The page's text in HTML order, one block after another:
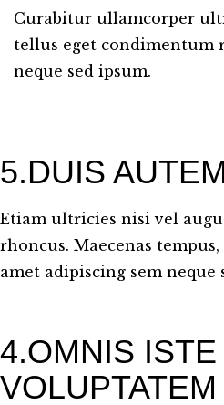
Curabitur ullamcorper
tellus eget condimentum
neque sed ipsum.
5.DUIS
Etiam ultricies nisi vel
rhoncus. Maecenas
amet adipiscing sem
4.OMNIS
VOLUPTATEM